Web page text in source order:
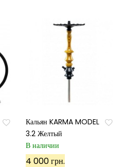
Кальян KARMA MODEL
3.2 Желтый
В наличии
4 000 грн.